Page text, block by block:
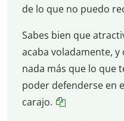
de lo que no puedo
Sabes bien que
acaba voladamente,
nada más que lo que
poder defenderse en
carajo.